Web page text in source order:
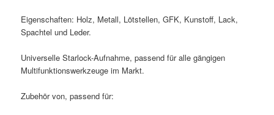
Eigenschaften: Holz, Metall, Lötstellen, GFK, Kunstoff, Lack,
Spachtel und Leder.
Universelle Starlock-Aufnahme, passend für alle gängigen
Multifunktionswerkzeuge im Markt.
Zubehör von, passend für: